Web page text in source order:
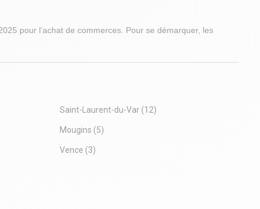
pour l’achat de commerces. Pour se démarquer, les
Saint-Laurent-du-Var (12)
Mougins (5)
Vence (3)